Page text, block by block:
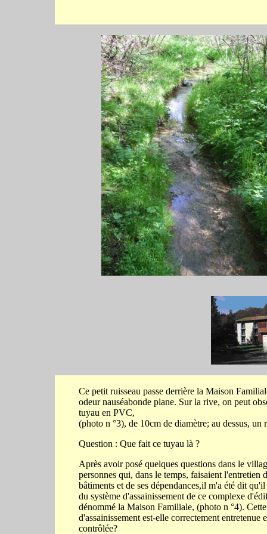
Ce petit ruisseau passe derrière la Maison
odeur nauséabonde plane. Sur la rive, on peut
tuyau en PVC,
(photo n °3), de 10cm de diamètre; au dessus, un
Question : Que fait ce tuyau là ?
Après avoir posé quelques questions dans le
personnes qui, dans le temps, faisaient l'entretien
bâtiments et de ses dépendances,il m'a été dit
du système d'assainissement de ce complexe
dénommé la Maison Familiale, (photo n °4).
d'assainissement est-elle correctement entretenue
contrôlée?